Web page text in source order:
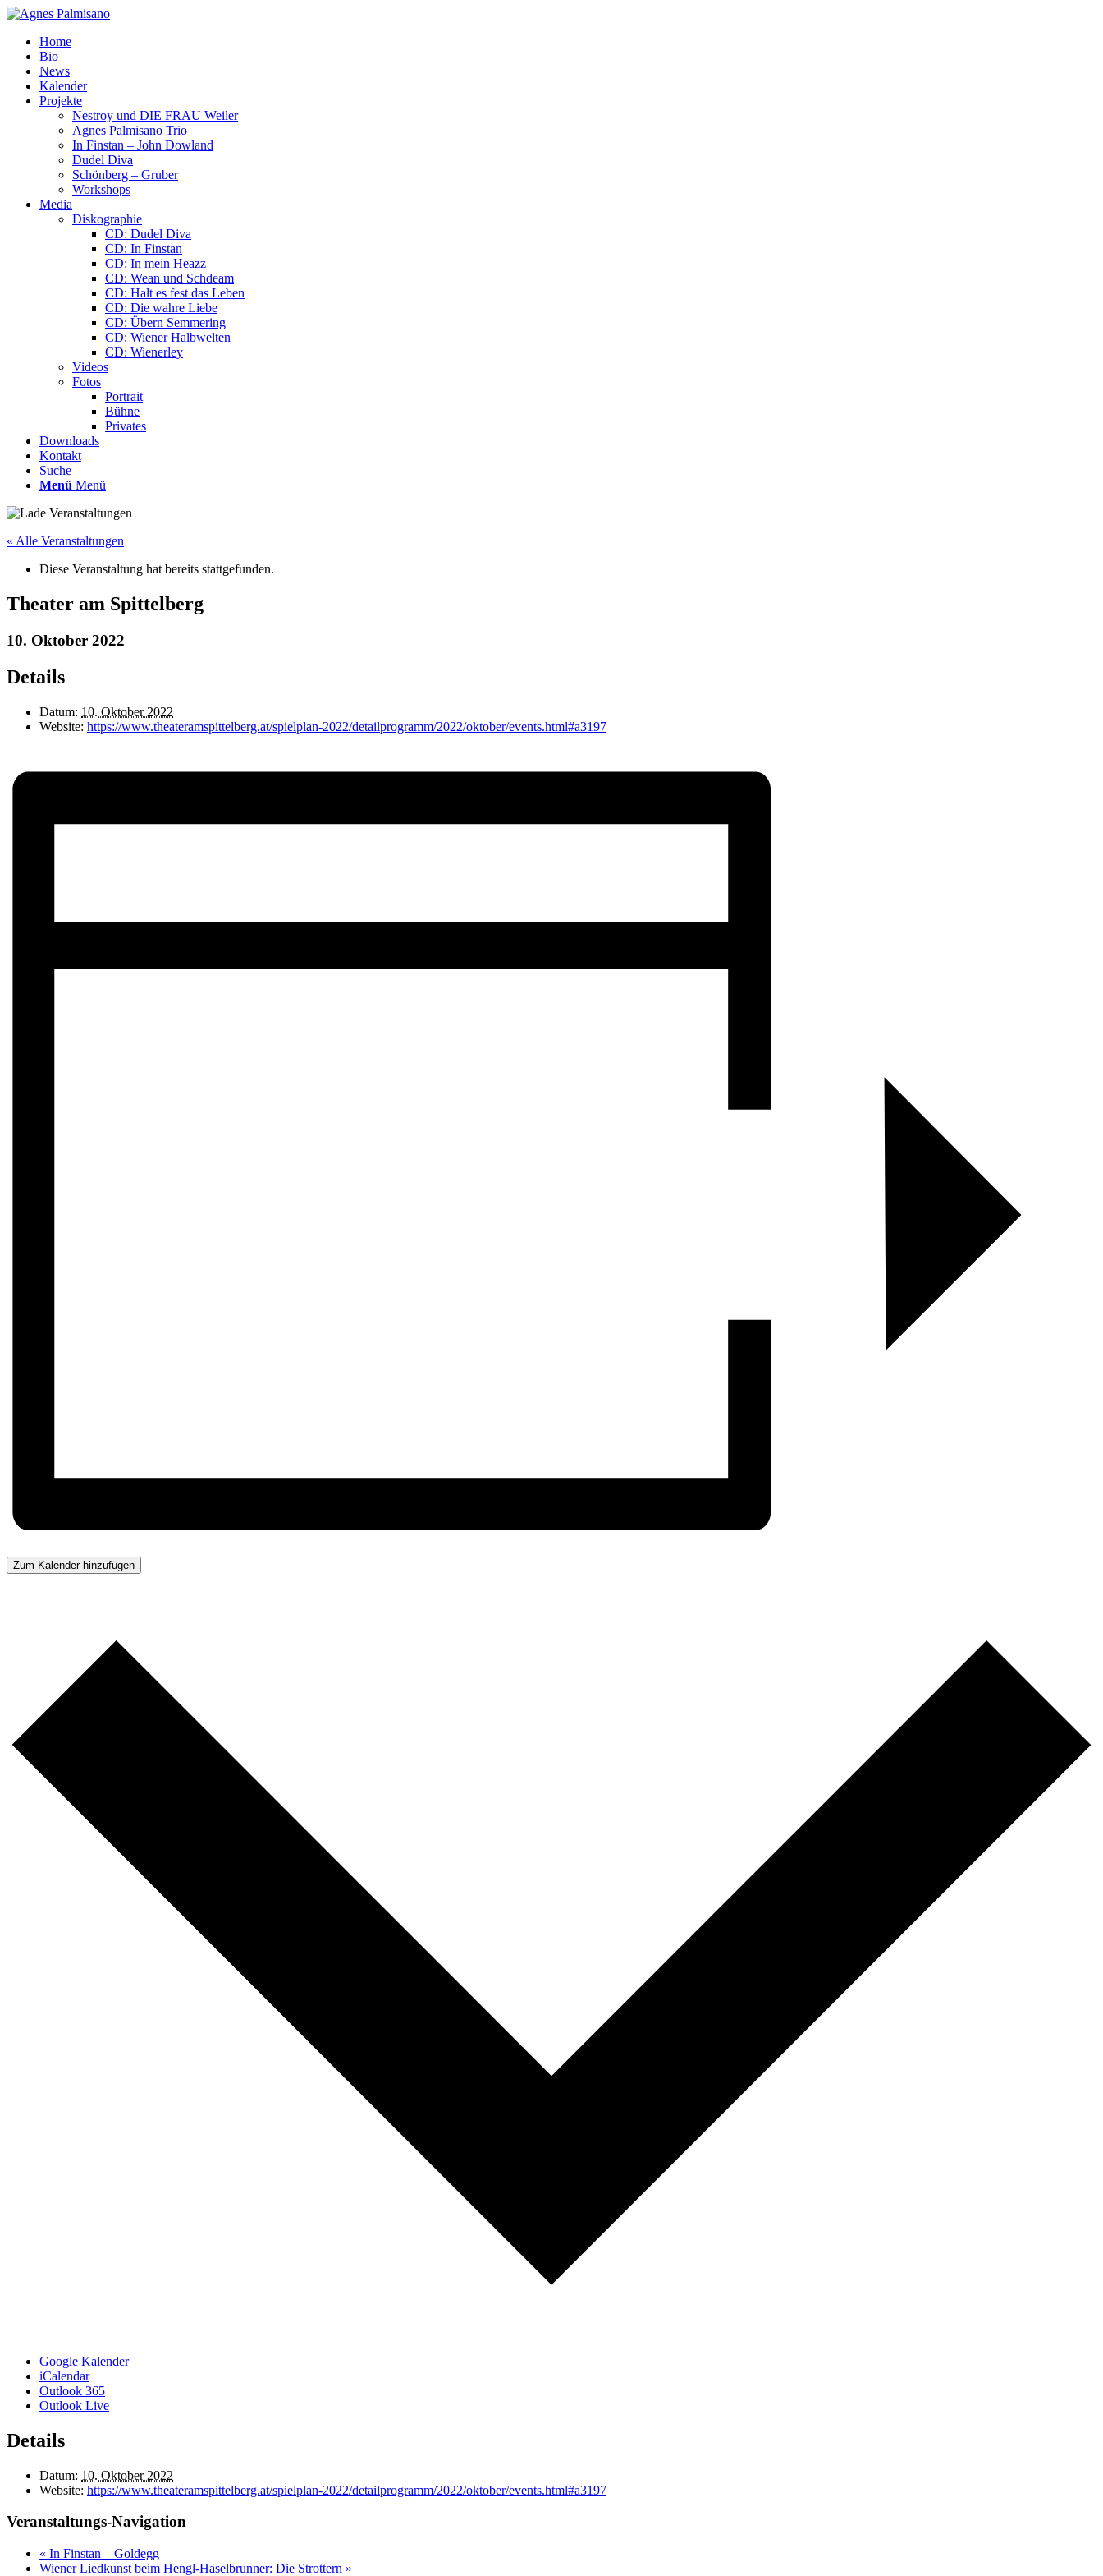
Home
Bio
News
Kalender
Projekte
Nestroy und DIE FRAU Weiler
Agnes Palmisano Trio
In Finstan – John Dowland
Dudel Diva
Schönberg – Gruber
Workshops
Media
Diskographie
CD: Dudel Diva
CD: In Finstan
CD: In mein Heazz
CD: Wean und Schdeam
CD: Halt es fest das Leben
CD: Die wahre Liebe
CD: Übern Semmering
CD: Wiener Halbwelten
CD: Wienerley
Videos
Fotos
Portrait
Bühne
Privates
Downloads
Kontakt
Suche
Menü Menü
« Alle Veranstaltungen
Diese Veranstaltung hat bereits stattgefunden.
Theater am Spittelberg
10. Oktober 2022
Details
Datum: 10. Oktober 2022
Website: https://www.theateramspittelberg.at/spielplan-2022/detailprogramm/2022/oktober/events.html#a3197
Zum Kalender hinzufügen
Google Kalender
iCalendar
Outlook 365
Outlook Live
Details
Datum: 10. Oktober 2022
Website: https://www.theateramspittelberg.at/spielplan-2022/detailprogramm/2022/oktober/events.html#a3197
Veranstaltungs-Navigation
« In Finstan – Goldegg
Wiener Liedkunst beim Hengl-Haselbrunner: Die Strottern »